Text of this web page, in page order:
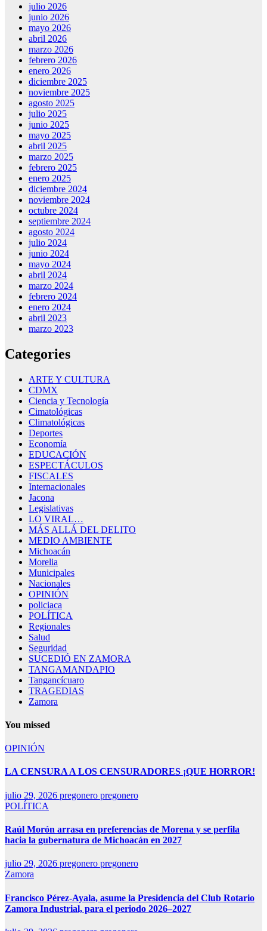
julio 2026
junio 2026
mayo 2026
abril 2026
marzo 2026
febrero 2026
enero 2026
diciembre 2025
noviembre 2025
agosto 2025
julio 2025
junio 2025
mayo 2025
abril 2025
marzo 2025
febrero 2025
enero 2025
diciembre 2024
noviembre 2024
octubre 2024
septiembre 2024
agosto 2024
julio 2024
junio 2024
mayo 2024
abril 2024
marzo 2024
febrero 2024
enero 2024
abril 2023
marzo 2023
Categories
ARTE Y CULTURA
CDMX
Ciencia y Tecnología
Cimatológicas
Climatológicas
Deportes
Economía
EDUCACIÓN
ESPECTÁCULOS
FISCALES
Internacionales
Jacona
Legislativas
LO VIRAL…
MÁS ALLÁ DEL DELITO
MEDIO AMBIENTE
Michoacán
Morelia
Municipales
Nacionales
OPINIÓN
policiaca
POLÍTICA
Regionales
Salud
Seguridad
SUCEDIÓ EN ZAMORA
TANGAMANDAPIO
Tangancícuaro
TRAGEDIAS
Zamora
You missed
OPINIÓN
LA CENSURA A LOS CENSURADORES ¡QUE HORROR!
julio 29, 2026 pregonero pregonero
POLÍTICA
Raúl Morón arrasa en preferencias de Morena y se perfila
hacia la gubernatura de Michoacán en 2027
julio 29, 2026 pregonero pregonero
Zamora
Francisco Pérez-Ayala, asume la Presidencia del Club Rotario
Zamora Industrial, para el periodo 2026–2027